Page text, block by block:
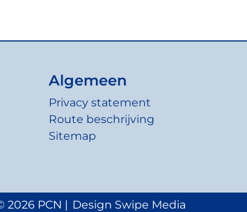
Algemeen
Privacy statement
Route beschrijving
Sitemap
2026 PCN | Design Swipe Media